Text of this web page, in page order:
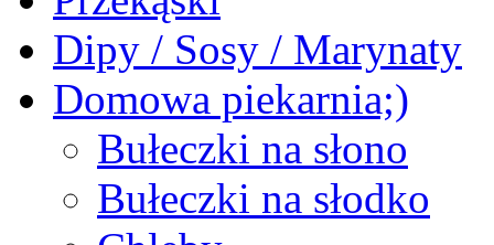
Dipy / Sosy / Marynaty
Domowa piekarnia;)
Bułeczki na słono
Bułeczki na słodko